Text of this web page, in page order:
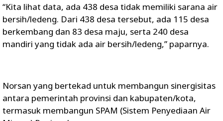
“Kita lihat data, ada 438 desa tidak memiliki sarana air
bersih/ledeng. Dari 438 desa tersebut, ada 115 desa
berkembang dan 83 desa maju, serta 240 desa
mandiri yang tidak ada air bersih/ledeng,” paparnya.
Norsan yang bertekad untuk membangun sinergisitas
antara pemerintah provinsi dan kabupaten/kota,
termasuk membangun SPAM (Sistem Penyediaan Air